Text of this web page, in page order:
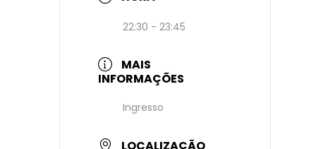
22:30 - 23:45
MAIS
INFORMAÇÕES
Ingresso
LOCALIZAÇÃO